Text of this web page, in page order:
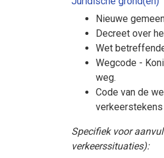
Nieuwe
Decreet over
Wet
Wegcode -
weg.
Code van de
verkeerstekens
Specifiek voor
verkeerssituaties):